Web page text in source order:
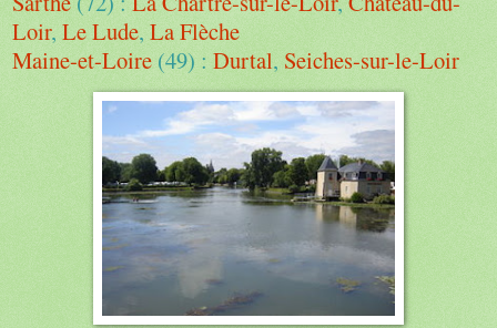
Loir, Le Lude, La Flèche
Maine-et-Loire (49) : Durtal, Seiches-sur-le-Loir